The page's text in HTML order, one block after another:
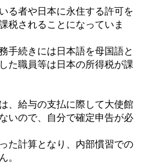
る者や日本に永住する許可を
税されることになっていま
手続きには日本語を母国語と
た職員等は日本の所得税が課
、給与の支払に際して大使館
いので、自分で確定申告が必
た計算となり、内部慣習での
。